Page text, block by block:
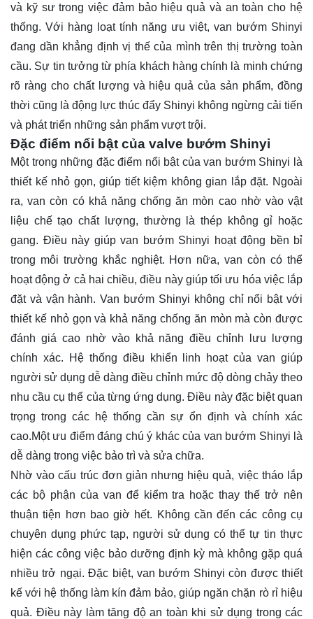
và kỹ sư trong việc đảm bảo hiệu quả và an toàn cho hệ
thống. Với hàng loạt tính năng ưu việt, van bướm Shinyi
đang dần khẳng định vị thế của mình trên thị trường toàn
cầu. Sự tin tưởng từ phía khách hàng chính là minh chứng
rõ ràng cho chất lượng và hiệu quả của sản phẩm, đồng
thời cũng là động lực thúc đẩy Shinyi không ngừng cải tiến
và phát triển những sản phẩm vượt trội.
Đặc điểm nổi bật của valve bướm Shinyi
Một trong những đặc điểm nổi bật của van bướm Shinyi là
thiết kế nhỏ gọn, giúp tiết kiệm không gian lắp đặt. Ngoài
ra, van còn có khả năng chống ăn mòn cao nhờ vào vật
liệu chế tạo chất lượng, thường là thép không gỉ hoặc
gang. Điều này giúp van bướm Shinyi hoạt động bền bỉ
trong môi trường khắc nghiệt. Hơn nữa, van còn có thể
hoạt động ở cả hai chiều, điều này giúp tối ưu hóa việc lắp
đặt và vận hành. Van bướm Shinyi không chỉ nổi bật với
thiết kế nhỏ gọn và khả năng chống ăn mòn mà còn được
đánh giá cao nhờ vào khả năng điều chỉnh lưu lượng
chính xác. Hệ thống điều khiển linh hoạt của van giúp
người sử dụng dễ dàng điều chỉnh mức độ dòng chảy theo
nhu cầu cụ thể của từng ứng dụng. Điều này đặc biệt quan
trọng trong các hệ thống cần sự ổn định và chính xác
cao.Một ưu điểm đáng chú ý khác của van bướm Shinyi là
dễ dàng trong việc bảo trì và sửa chữa.
Nhờ vào cấu trúc đơn giản nhưng hiệu quả, việc tháo lắp
các bộ phận của van để kiểm tra hoặc thay thế trở nên
thuận tiện hơn bao giờ hết. Không cần đến các công cụ
chuyên dụng phức tạp, người sử dụng có thể tự tin thực
hiện các công việc bảo dưỡng định kỳ mà không gặp quá
nhiều trở ngại. Đặc biệt, van bướm Shinyi còn được thiết
kế với hệ thống làm kín đảm bảo, giúp ngăn chặn rò rỉ hiệu
quả. Điều này làm tăng độ an toàn khi sử dụng trong các